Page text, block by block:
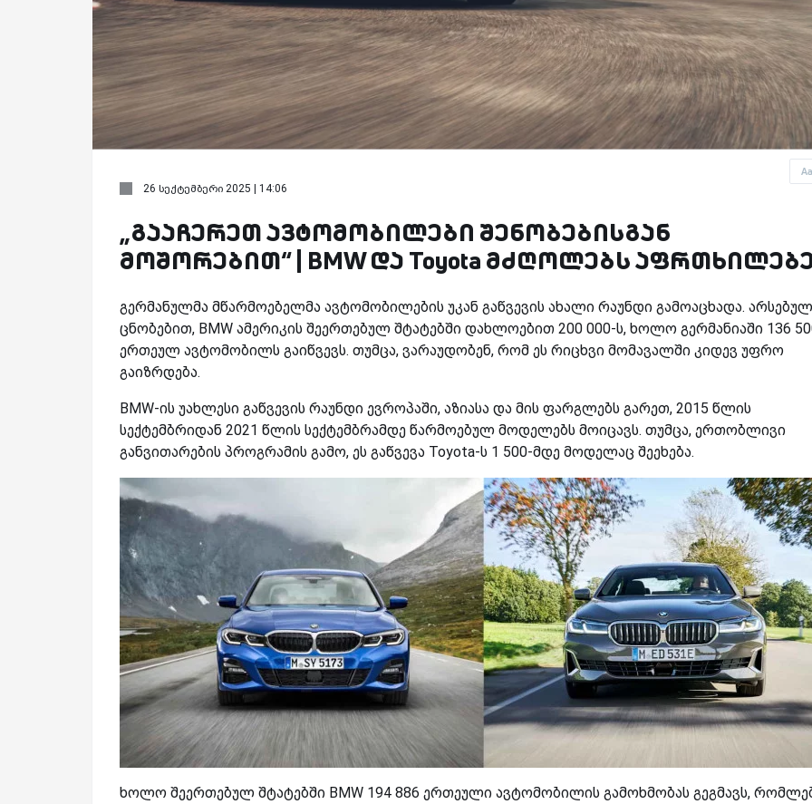
Aa
26 სექტემბერი 2025 | 14:06
„გააჩერეთ ავტომობილები შენობებისგან
მოშორებით“ | BMW და Toyota მძღოლებს
გერმანულმა მწარმოებელმა ავტომობილების უკან გაწვევის ახალი რაუნდი გამოაცხადა.
ცნობებით, BMW ამერიკის შეერთებულ შტატებში დახლოებით 200 000-ს, ხოლო გერმანიაში 136
ერთეულ ავტომობილს გაიწვევს. თუმცა, ვარაუდობენ, რომ ეს რიცხვი მომავალში კიდევ უფრო
გაიზრდება.
BMW-ის უახლესი გაწვევის რაუნდი ევროპაში, აზიასა და მის ფარგლებს გარეთ, 2015 წლის
სექტემბრიდან 2021 წლის სექტემბრამდე წარმოებულ მოდელებს მოიცავს. თუმცა, ერთობლივი
განვითარების პროგრამის გამო, ეს გაწვევა Toyota-ს 1 500-მდე მოდელაც შეეხება.
ხოლო შეერთებულ შტატებში BMW 194 886 ერთეული ავტომობილის გამოხმობას გეგმავს,